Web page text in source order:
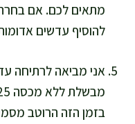
מתאים לכם. אם
להוסיף עדשים
אני מביאה לרתיחה
בזמן הזה הרוטב